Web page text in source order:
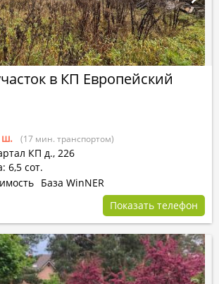
в КП Европейский
ш. (17 мин. транспортом)
КП д., 226
6,5 сот.
База WinNER
Показать телефон